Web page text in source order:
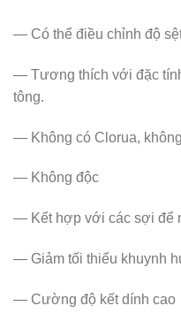
— Có thể điều chỉnh độ
— Tương thích với đặc
tông.
— Không có Clorua,
— Không độc
— Kết hợp với các sợi để
— Giảm tối thiểu khuynh
— Cường độ kết dính cao